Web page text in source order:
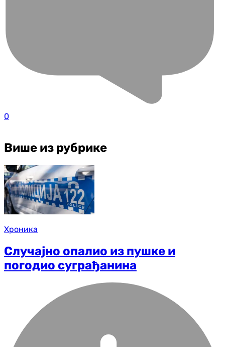
0
Више из рубрике
Хроника
Случајно опалио из пушке и
погодио суграђанина